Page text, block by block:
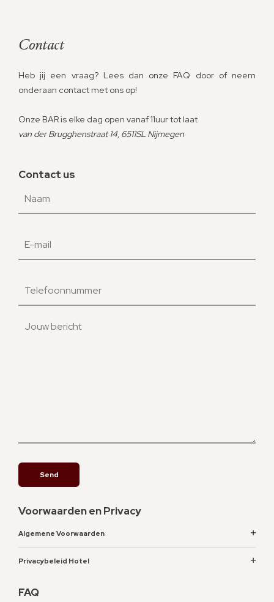
Contact
Heb jij een vraag? Lees dan onze FAQ door of neem
onderaan contact met ons op!
Onze BAR is elke dag open vanaf 11uur tot laat
van der Brugghenstraat 14, 6511SL Nijmegen
Contact us
Voorwaarden en Privacy
Algemene Voorwaarden
Privacybeleid Hotel
FAQ